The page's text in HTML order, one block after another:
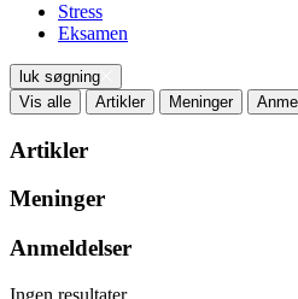
Stress
Eksamen
luk søgning
Vis alle
Artikler Meninger
Artikler
Meninger
Anmeldelser
Ingen resultater